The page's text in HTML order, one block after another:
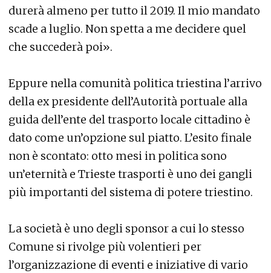
durerà almeno per tutto il 2019. Il mio mandato
scade a luglio. Non spetta a me decidere quel
che succederà poi».
Eppure nella comunità politica triestina l’arrivo
della ex presidente dell’Autorità portuale alla
guida dell’ente del trasporto locale cittadino è
dato come un’opzione sul piatto. L’esito finale
non è scontato: otto mesi in politica sono
un’eternità e Trieste trasporti è uno dei gangli
più importanti del sistema di potere triestino.
La società è uno degli sponsor a cui lo stesso
Comune si rivolge più volentieri per
l’organizzazione di eventi e iniziative di vario